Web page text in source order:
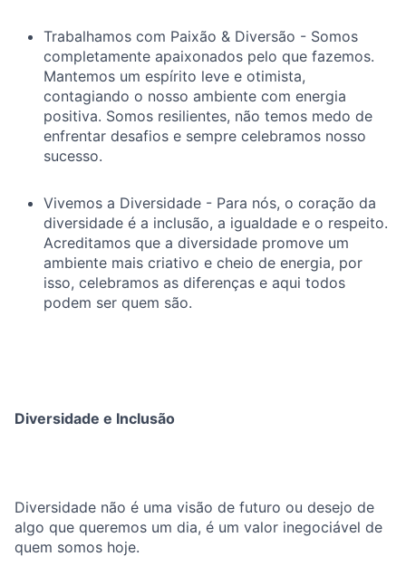
Trabalhamos com Paixão & Diversão - Somos
completamente apaixonados pelo que fazemos.
Mantemos um espírito leve e otimista,
contagiando o nosso ambiente com energia
positiva. Somos resilientes, não temos medo de
enfrentar desafios e sempre celebramos nosso
sucesso.
Vivemos a Diversidade - Para nós, o coração da
diversidade é a inclusão, a igualdade e o respeito.
Acreditamos que a diversidade promove um
ambiente mais criativo e cheio de energia, por
isso, celebramos as diferenças e aqui todos
podem ser quem são.
Diversidade e Inclusão
Diversidade não é uma visão de futuro ou desejo de
algo que queremos um dia, é um valor inegociável de
quem somos hoje.